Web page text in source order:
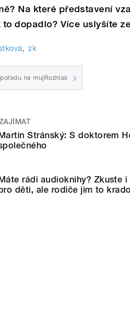
Na které představení
to dopadlo? Více uslyšíte
, zk
na mujRozhlas
Stránský: S doktorem
rádi audioknihy? Zkuste
děti, ale rodiče jim to